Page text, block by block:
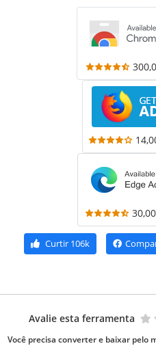
Curtir 106k
Avalie esta ferramenta
Você precisa converter e baixar pelo